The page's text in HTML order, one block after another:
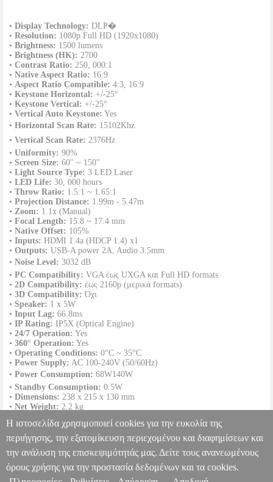
• Display Technology: DLP�
• Resolution: 1080p Full HD (1920x1080)
• Brightness: 1500 lumens
• Brightness (HK): 2700
• Contrast Ratio: 250, 000:1
• Native Aspect Ratio: 16:9
• Aspect Ratio Compatible: 4:3, 16:9
• Keystone Horizontal: +/-25°
• Keystone Vertical: +/-25°
• Vertical Auto Keystone: Yes
• Horizontal Scan Rate: 15102Khz
• Vertical Scan Rate: 2376Hz
• Uniformity: 90%
• Screen Size: 60" ~ 150"
• Light Source Type: 3 LED Laser
• LED Life: 30, 000 hours
• Throw Ratio: 1.5:1 ~ 1.65:1
• Projection Distance: 1.99m - 5.47m
• Zoom: 1.1x (Manual)
• Focal Length: 15.8 ~ 17.4 mm
• Native Offset: 105%
• Inputs: HDMI 1.4a (HDCP 1.4) x1
• Outputs: USB-A power 2A, Audio 3.5mm
• Noise Level: 3032 dB
• PC Compatibility: VGA έως UXGA και Full HD formats
• 2D Compatibility: έως 2160p (μερικά formats)
• 3D Compatibility: Όχι
• Speaker: 1 x 5W
• Input Lag: 66.8ms
• IP Rating: IP5X (Optical Engine)
• 24/7 Operation: Yes
• 360° Operation: Yes
• Operating Conditions: 0°C ~ 35°C
• Power Supply: AC 100-240V (50/60Hz)
• Power Consumption: 68W140W
• Standby Consumption: 0.5W
• Dimensions: 238 x 215 x 130 mm
• Net Weight: 2.2 kg
• In the Box:Adaptor (150W), Remote control, Basic user manual, 2x
AAA Battery, HDMI Cable
PROJECTOR OPTOMA PHOTON GO UK PH31 LASER FULL
HD1500 ANSI PER.291080 PER.291080 OPTOMA OPTOMA
ΠΡΟΒΟΛΕΑΣ
Κατηγορία: ΠΡΟΒΟΛΕΑΣ
Η ιστοσελίδα χρησιμοποιεί cookies για την ευκολία της
περιήγησης, την εξατομίκευση περιεχομένου και διαφημίσεων και
την ανάλυση της επισκεψιμότητάς μας. Δείτε τους ανανεωμένους
όρους χρήσης για την προστασία δεδομένων και τα cookies.